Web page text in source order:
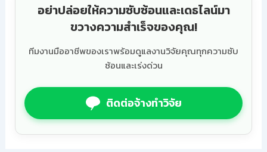
อย่าปล่อยให้ความซับซ้อนและเดธไลน์มา
ขวางความสำเร็จของคุณ!
ทีมงานมืออาชีพของเราพร้อมดูแลงานวิจัยคุณทุกความซับ
ซ้อนและเร่งด่วน
ติดต่อจ้างทำวิจัย